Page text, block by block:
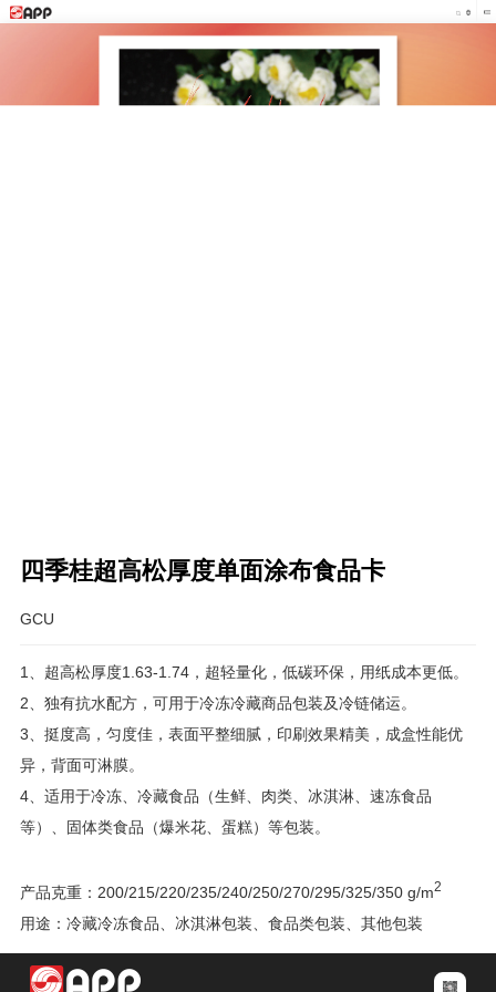
四季桂超高松厚度单面涂布食品卡
GCU
1、超高松厚度1.63-1.74，超轻量化，低碳环保，用纸成本更低。
2、独有抗水配方，可用于冷冻冷藏商品包装及冷链储运。
3、挺度高，匀度佳，表面平整细腻，印刷效果精美，成盒性能优
异，背面可淋膜。
4、适用于冷冻、冷藏食品（生鲜、肉类、冰淇淋、速冻食品
等）、固体类食品（爆米花、蛋糕）等包装。
产品克重：200/215/220/235/240/250/270/295/325/350 g/m2
用途：冷藏冷冻食品、冰淇淋包装、食品类包装、其他包装